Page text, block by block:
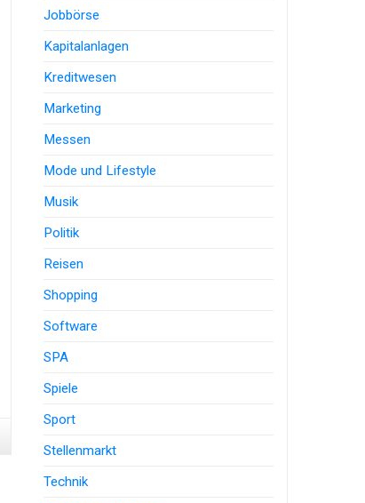
Jobbörse
Kapitalanlagen
Kreditwesen
Marketing
Messen
Mode und Lifestyle
Musik
Politik
Reisen
Shopping
Software
SPA
Spiele
Sport
Stellenmarkt
Technik